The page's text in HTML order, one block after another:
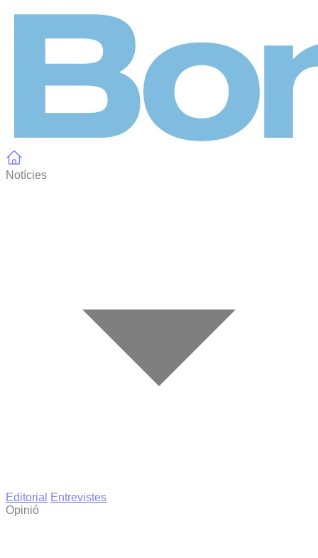
Notícies
Editorial
Entrevistes
Opinió